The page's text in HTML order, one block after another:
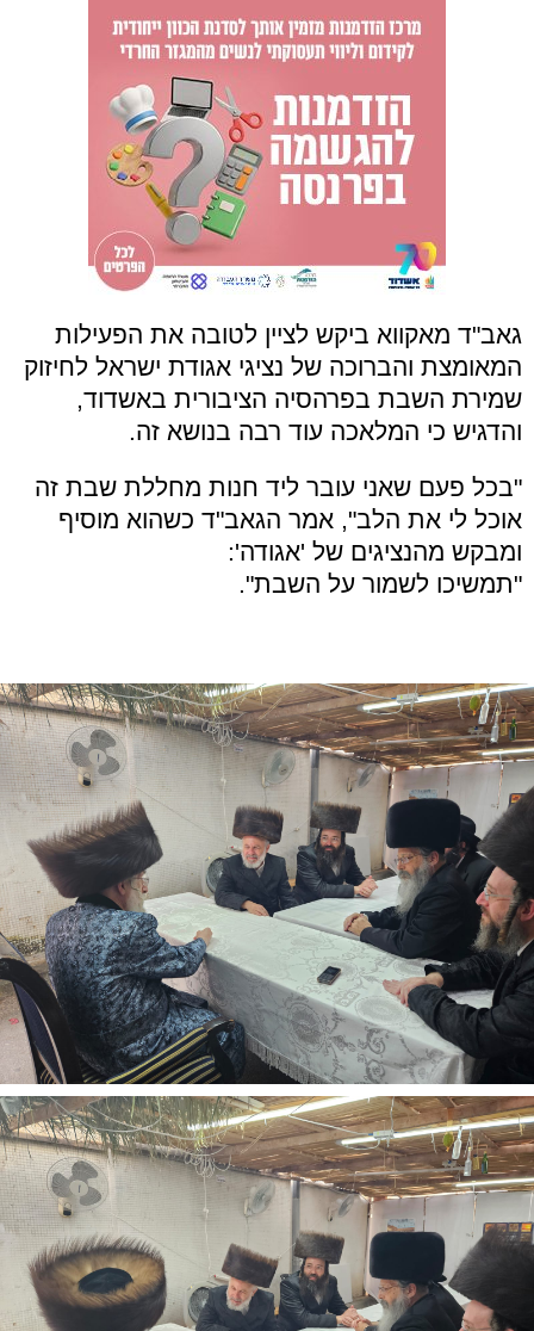
גאב"ד מאקווא ביקש לציין לטובה את הפעילות
המאומצת והברוכה של נציגי אגודת ישראל לחיזוק
שמירת השבת בפרהסיה הציבורית באשדוד,
והדגיש כי המלאכה עוד רבה בנושא זה.
"בכל פעם שאני עובר ליד חנות מחללת שבת זה
אוכל לי את הלב", אמר הגאב"ד כשהוא מוסיף
ומבקש מהנציגים של 'אגודה':
"תמשיכו לשמור על השבת".